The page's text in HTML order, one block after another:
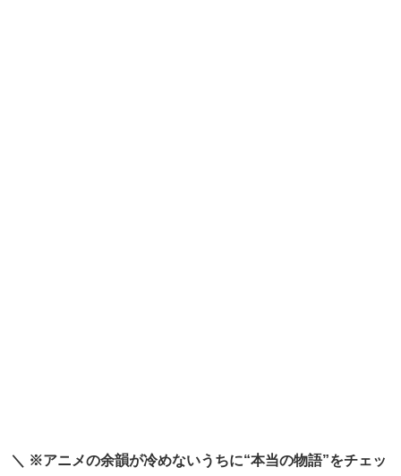
＼ ※アニメの余韻が冷めないうちに“本当の物語”をチェッ